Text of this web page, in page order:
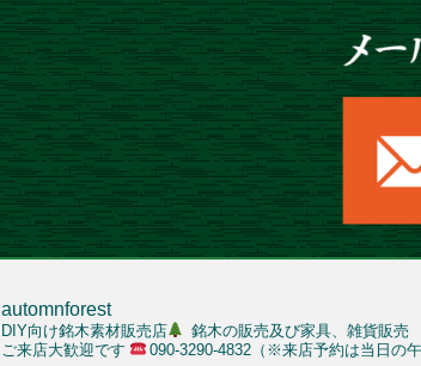
automnforest
DIY向け銘木素材販売店 銘木の販売及び家具、雑貨販売
ご来店大歓迎です
090-3290-4832（※来店予約は当日の午